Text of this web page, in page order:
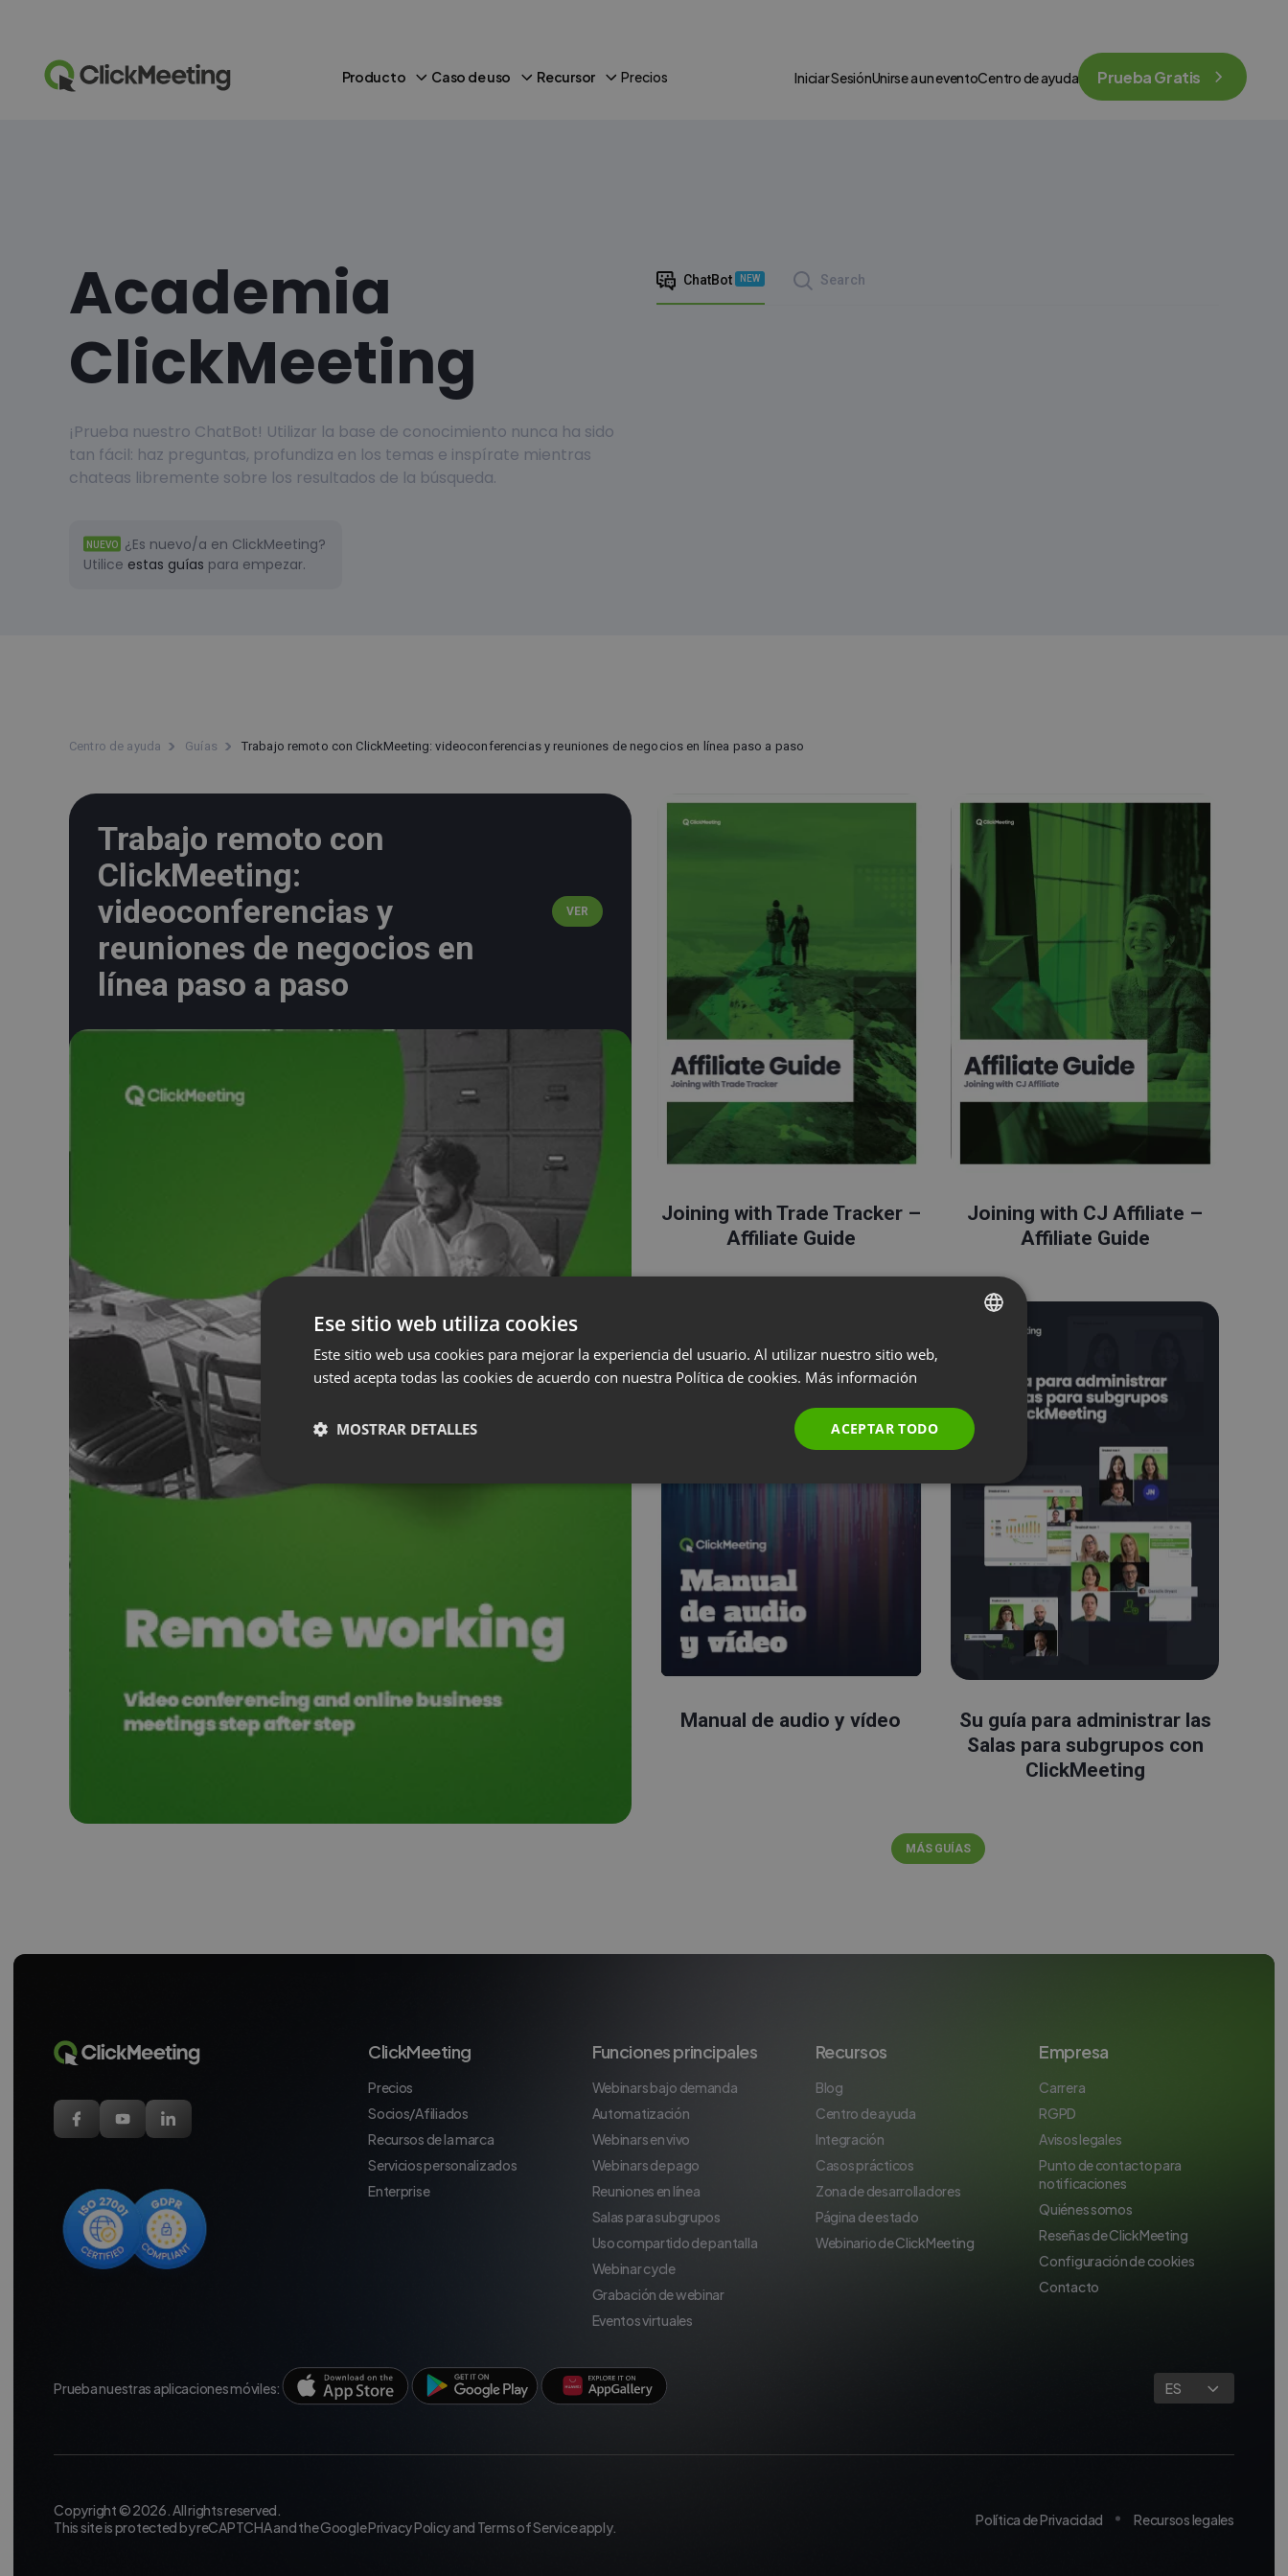
Producto Caso de uso Recursor Precios Iniciar SesiónUnirse a un eventoCentro de ayuda Prueba Gratis
Academia
ClickMeeting
¡Prueba nuestro ChatBot! Utilizar la base de conocimiento nunca ha sido
tan fácil: haz preguntas, profundiza en los temas e inspírate mientras
chateas libremente sobre los resultados de la búsqueda.
NUEVO
¿Es nuevo/a en ClickMeeting?
Utilice estas guías para empezar.
ChatBot NEW Search
Centro de ayuda Guías Trabajo remoto con ClickMeeting: videoconferencias y reuniones de negocios en línea paso a paso
Trabajo remoto con
ClickMeeting:
videoconferencias y
reuniones de negocios en
línea paso a paso
VER
Joining with Trade Tracker –
Affiliate Guide
Joining with CJ Affiliate –
Affiliate Guide
Manual de audio y vídeo
Su guía para administrar las
Salas para subgrupos con
ClickMeeting
MÁS GUÍAS
ClickMeeting
Precios
Socios/Afiliados
Recursos de la marca
Servicios personalizados
Enterprise
Funciones principales
Webinars bajo demanda
Automatización
Webinars en vivo
Webinars de pago
Reuniones en línea
Salas para subgrupos
Uso compartido de pantalla
Webinar cycle
Grabación de webinar
Eventos virtuales
Recursos
Blog
Centro de ayuda
Integración
Casos prácticos
Zona de desarrolladores
Página de estado
Webinario de ClickMeeting
Empresa
Carrera
RGPD
Avisos legales
Punto de contacto para
notificaciones
Quiénes somos
Reseñas de ClickMeeting
Configuración de cookies
Contacto
Prueba nuestras aplicaciones móviles: ES
Copyright © 2026. All rights reserved.
This site is protected by reCAPTCHA and the GooglePrivacy Policyand Terms of Serviceapply. Política de Privacidad Recursos legales
ENGLISH
GERMAN
POLISH
RUSSIAN
Ese sitio web utiliza cookies
Este sitio web usa cookies para mejorar la experiencia del usuario. Al utilizar nuestro sitio web,
usted acepta todas las cookies de acuerdo con nuestra Política de cookies. Más información
ACEPTAR TODO
MOSTRAR DETALLES